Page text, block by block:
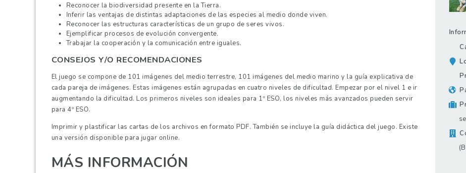
Reconocer la biodiversidad presente en la Tierra.
Inferir las ventajas de distintas adaptaciones de las especies al medio donde viven.
Reconocer las estructuras características de un grupo de seres vivos.
Ejemplificar procesos de evolución convergente.
Trabajar la cooperación y la comunicación entre iguales.
CONSEJOS Y/O RECOMENDACIONES
El juego se compone de 101 imágenes del medio terrestre, 101 imágenes del medio marino y la guía explicativa de
cada pareja de imágenes. Estas imágenes están agrupadas en cuatro niveles de dificultad. Empezar por el nivel 1 e ir
augmentando la dificultad. Los primeros niveles son ideales para 1º ESO, los niveles más avanzados pueden servir
para 4º ESO.
Imprimir y plastificar las cartas de los archivos en formato PDF. También se incluye la guía didáctica del juego. Existe
una versión disponible para jugar online.
MÁS INFORMACIÓN